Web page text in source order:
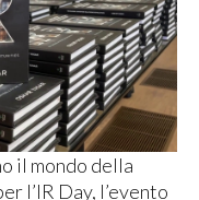
il mondo della
l’IR Day, l’evento